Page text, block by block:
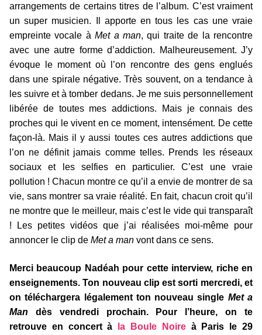
arrangements de certains titres de l’album. C’est vraiment
un super musicien. Il apporte en tous les cas une vraie
empreinte vocale àMet a man, qui traite de la rencontre
avec une autre forme d’addiction. Malheureusement. J’y
évoque le moment où l’on rencontre des gens englués
dans une spirale négative. Très souvent, on a tendance à
les suivre et à tomber dedans. Je me suis personnellement
libérée de toutes mes addictions. Mais je connais des
proches qui le vivent en ce moment, intensément. De cette
façon-là. Mais il y aussi toutes ces autres addictions que
l’on ne définit jamais comme telles. Prends les réseaux
sociaux et les selfies en particulier. C’est une vraie
pollution ! Chacun montre ce qu’il a envie de montrer de sa
vie, sans montrer sa vraie réalité. En fait, chacun croit qu’il
ne montre que le meilleur, mais c’est le vide qui transparaît
! Les petites vidéos que j’ai réalisées moi-même pour
annoncer le clip de Met a man vont dans ce sens.
Merci beaucoup Nadéah pour cette interview, riche en
enseignements. Ton nouveau clip est sorti mercredi, et
on téléchargera légalement ton nouveau single Met a
Man dès vendredi prochain. Pour l’heure, on te
retrouve en concert à
la Boule Noireà Paris le 29